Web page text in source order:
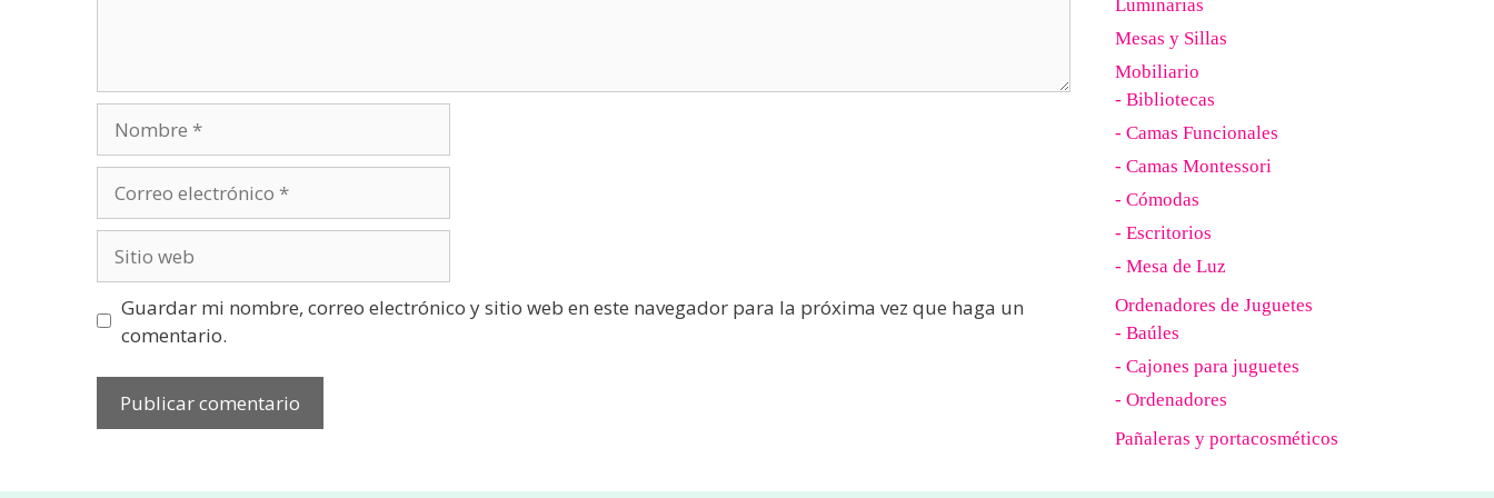
electrónico
web
Guardar mi nombre, correo electrónico y sitio web en este navegador para la próxima vez que haga un
comentario.
Luminarias
Mesas y Sillas
Mobiliario
- Bibliotecas
- Camas Funcionales
- Camas Montessori
- Cómodas
- Escritorios
- Mesa de Luz
Ordenadores de Juguetes
- Baúles
- Cajones para juguetes
- Ordenadores
Pañaleras y portacosméticos